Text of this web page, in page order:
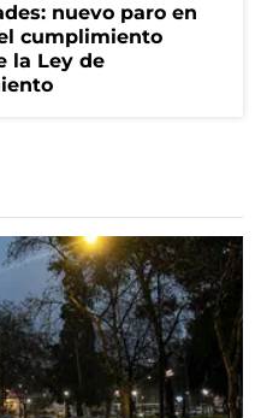
nuevo paro en
cumplimiento
la Ley de